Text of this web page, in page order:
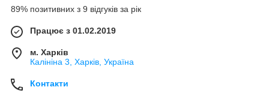
89% позитивних з 9 відгуків за рік
Працює з 01.02.2019
м. Харків
Калініна 3, Харків, Україна
Контакти